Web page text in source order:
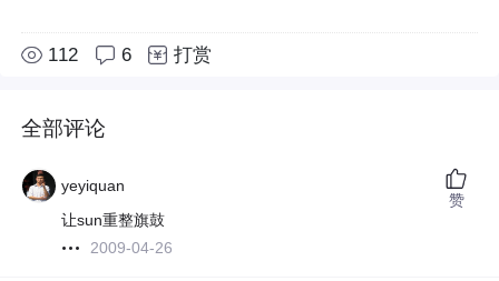
112 6 打赏
全部评论
yeyiquan
让sun重整旗鼓
2009-04-26
赞